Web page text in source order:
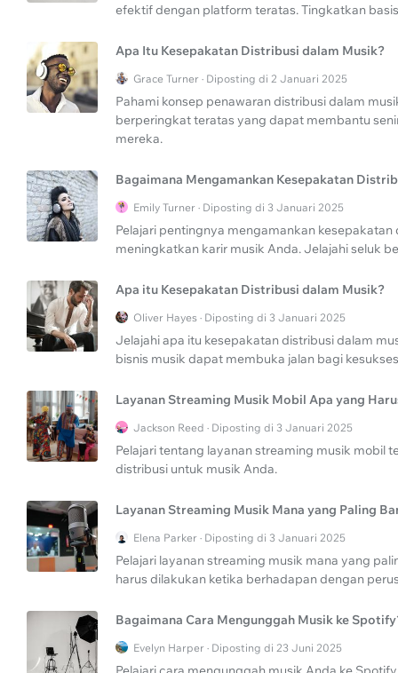
efektif dengan platform teratas. Tingkatkan
Apa Itu Kesepakatan Distribusi dalam Musik?
Grace Turner · Diposting di 2 Januari 2025
Pahami konsep penawaran distribusi dalam
berperingkat teratas yang dapat membantu
mereka.
Bagaimana Mengamankan Kesepakatan
Emily Turner · Diposting di 3 Januari 2025
Pelajari pentingnya mengamankan
meningkatkan karir musik Anda. Jelajahi seluk
Apa itu Kesepakatan Distribusi dalam Musik?
Oliver Hayes · Diposting di 3 Januari 2025
Jelajahi apa itu kesepakatan distribusi dalam
bisnis musik dapat membuka jalan bagi
Layanan Streaming Musik Mobil Apa yang
Jackson Reed · Diposting di 3 Januari 2025
Pelajari tentang layanan streaming musik mobil
distribusi untuk musik Anda.
Layanan Streaming Musik Mana yang Paling
Elena Parker · Diposting di 3 Januari 2025
Pelajari layanan streaming musik mana yang
harus dilakukan ketika berhadapan dengan
Bagaimana Cara Mengunggah Musik ke
Evelyn Harper · Diposting di 23 Juni 2025